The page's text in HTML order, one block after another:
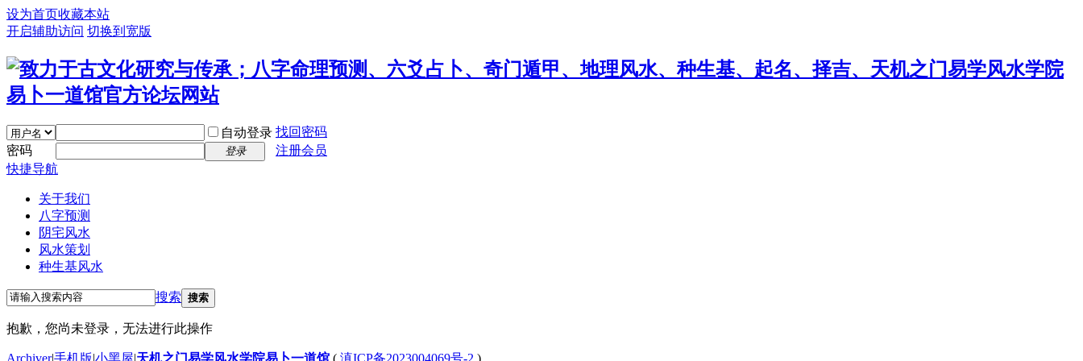
设为首页收藏本站
开启辅助访问 切换到宽版
自动登录 找回密码
密码
登录
注册会员
快捷导航
关于我们
八字预测
阴宅风水
风水策划
种生基风水
搜索 搜索
抱歉，您尚未登录，无法进行此操作
Archiver|手机版|小黑屋|天机之门易学风水学院易卜一道馆 ( 滇ICP备2023004069号-2 )